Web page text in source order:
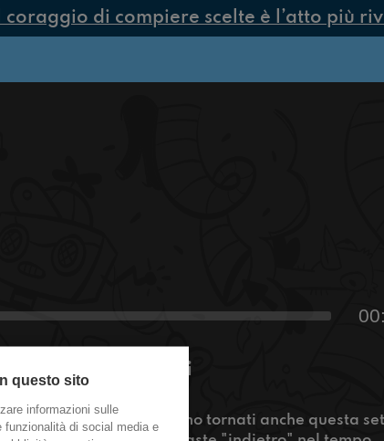
di compiere scelte è l’atto più
o Videogiochi
Casa Gialla, siamo tornati anche questa
questo sito
informazioni sulle
funzionalità di social media e